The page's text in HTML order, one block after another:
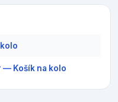
— Košík na kolo